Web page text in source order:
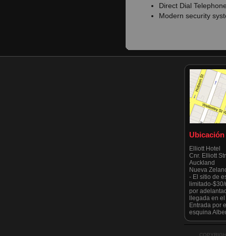
Direct Dial
Modern security
Elliott Hotel
Cnr. Elliott
Auckland
Nueva
- El sitio de
limitado-
por
llegada en
Entrada por
esquina
Tenga en
todo